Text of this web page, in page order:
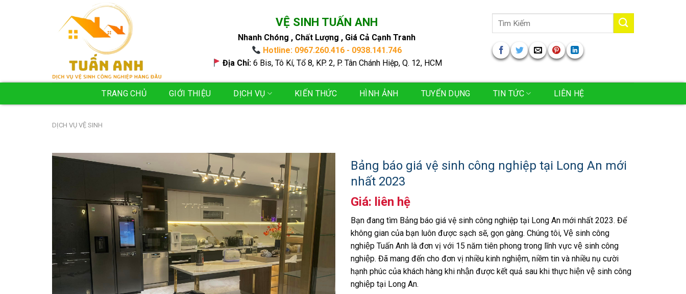
VỆ SINH TUẤN ANH
Nhanh Chóng , Chất Lượng , Giá Cả Cạnh Tranh
Hotline: 0967.260.416 - 0938.141.746
Địa Chỉ:6 Bis, Tô Kí, Tổ 8, KP. 2, P. Tân Chánh Hiệp, Q. 12, HCM
Tìm
TRANG CHỦ GIỚI THIỆU DỊCH VỤ KIẾN THỨC HÌNH ẢNH TUYỂN DỤNG TIN TỨC LIÊN HỆ
DỊCH VỤ VỆ SINH
Bảng báo giá vệ sinh công nghiệp tại Long An mới
nhất 2023
Giá: liên hệ
Bạn đang tìm Bảng báo giá vệ sinh công nghiệp tại Long An mới nhất 2023. Để
không gian của bạn luôn được sạch sẽ, gọn gàng. Chúng tôi, Vệ sinh công
nghiệp Tuấn Anh là đơn vị với 15 năm tiên phong trong lĩnh vực vệ sinh công
nghiệp. Đã mang đến cho đơn vị nhiều kinh nghiệm, niềm tin và nhiều nụ cười
hạnh phúc của khách hàng khi nhận được kết quả sau khi thực hiện vệ sinh công
nghiệp tại Long An.